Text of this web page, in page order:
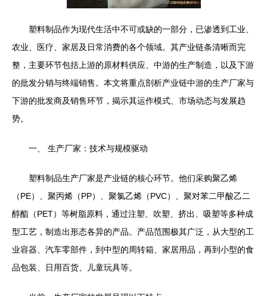
塑料制品作为现代生活中不可或缺的一部分，已渗透到工业、
农业、医疗、家居及日常消费的各个领域。其产业链条清晰而完
整，主要环节包括上游的原材料供应、中游的生产制造，以及下游
的批发分销与终端销售。本文将重点剖析产业链中游的生产厂家与
下游的批发商及销售环节，揭示其运作模式、市场动态与发展趋
势。
一、 生产厂家：技术与规模驱动
塑料制品生产厂家是产业链的核心环节。他们采购聚乙烯
（PE）、聚丙烯（PP）、聚氯乙烯（PVC）、聚对苯二甲酸乙二
醇酯（PET）等树脂原料，通过注塑、吹塑、挤出、吸塑等多种成
型工艺，制造出形态各异的产品。产品范围极其广泛，从大型的工
业容器、汽车零部件，到中型的周转箱、家居用品，再到小型的食
品包装、日用百货、儿童玩具等。